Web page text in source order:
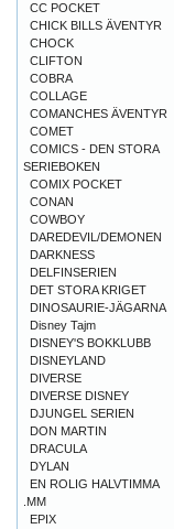
CC POCKET
CHICK BILLS ÄVENTYR
CHOCK
CLIFTON
COBRA
COLLAGE
COMANCHES ÄVENTYR
COMET
COMICS - DEN STORA
SERIEBOKEN
COMIX POCKET
CONAN
COWBOY
DAREDEVIL/DEMONEN
DARKNESS
DELFINSERIEN
DET STORA KRIGET
DINOSAURIE-JÄGARNA
Disney Tajm
DISNEY'S BOKKLUBB
DISNEYLAND
DIVERSE
DIVERSE DISNEY
DJUNGEL SERIEN
DON MARTIN
DRACULA
DYLAN
EN ROLIG HALVTIMMA
.MM
EPIX